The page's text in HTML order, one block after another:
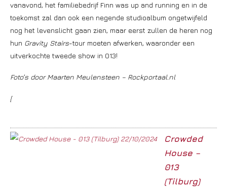
vanavond, het familiebedrijf Finn was up and running en in de
toekomst zal dan ook een negende studioalbum ongetwijfeld
nog het levenslicht gaan zien, maar eerst zullen de heren nog
hun Gravity Stairs-tour moeten afwerken, waaronder een
uitverkochte tweede show in 013!
Foto’s door Maarten Meulensteen – Rockportaal.nl
[
Crowded
House –
013
(Tilburg)